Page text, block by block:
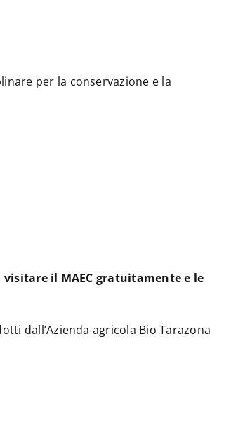
per la conservazione e la
visitare il MAEC gratuitamente e le
dall’Azienda agricola Bio Tarazona